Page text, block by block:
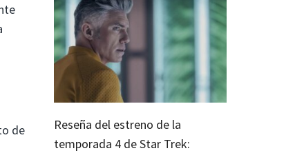
de
Reseña del estreno de la
temporada 4 de Star Trek: